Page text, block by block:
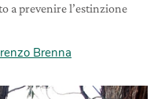
a prevenire l’estinzione
Brenna